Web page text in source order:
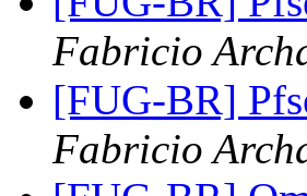
Fabricio
[FUG-BR]
Fabricio